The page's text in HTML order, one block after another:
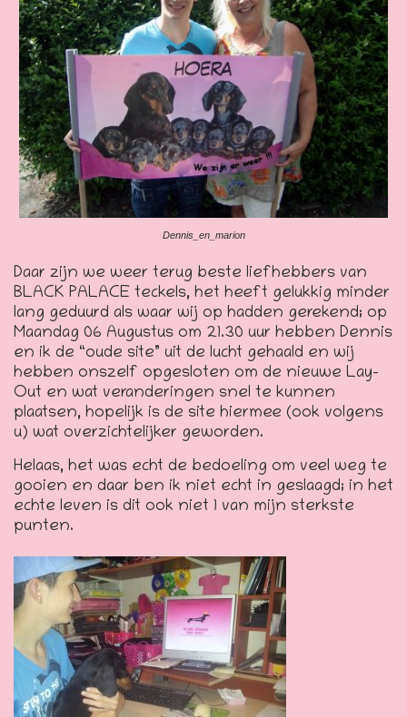
Dennis_en_marion
Daar zijn we weer terug beste liefhebbers van
BLACK PALACE teckels, het heeft gelukkig minder
lang geduurd als waar wij op hadden gerekend; op
Maandag 06 Augustus om 21.30 uur hebben Dennis
en ik de “oude site” uit de lucht gehaald en wij
hebben onszelf opgesloten om de nieuwe Lay-
Out en wat veranderingen snel te kunnen
plaatsen, hopelijk is de site hiermee (ook volgens
u) wat overzichtelijker geworden.
Helaas, het was echt de bedoeling om veel weg te
gooien en daar ben ik niet echt in geslaagd; in het
echte leven is dit ook niet 1 van mijn sterkste
punten.